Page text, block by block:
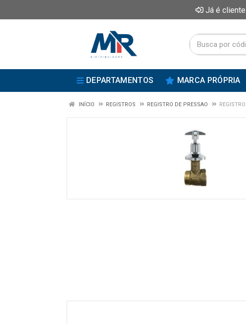
Já é
DEPARTAMENTOS MARCA PRÓPRIA
INÍCIO REGISTROS REGISTRO DE PRESSAO